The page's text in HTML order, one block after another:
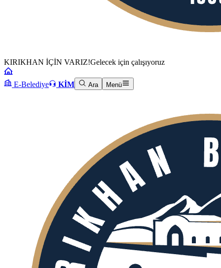
KIRIKHAN İÇİN VARIZ!Gelecek için çalışıyoruz
E-Belediye KİM Ara Menü